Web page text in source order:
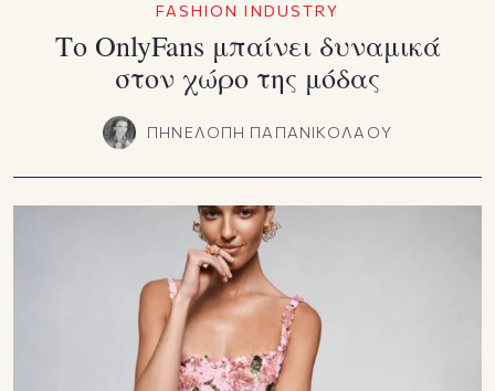
FASHION INDUSTRY
Το OnlyFans μπαίνει δυναμικά
στον χώρο της μόδας
ΠΗΝΕΛΟΠΗ ΠΑΠΑΝΙΚΟΛΑΟΥ